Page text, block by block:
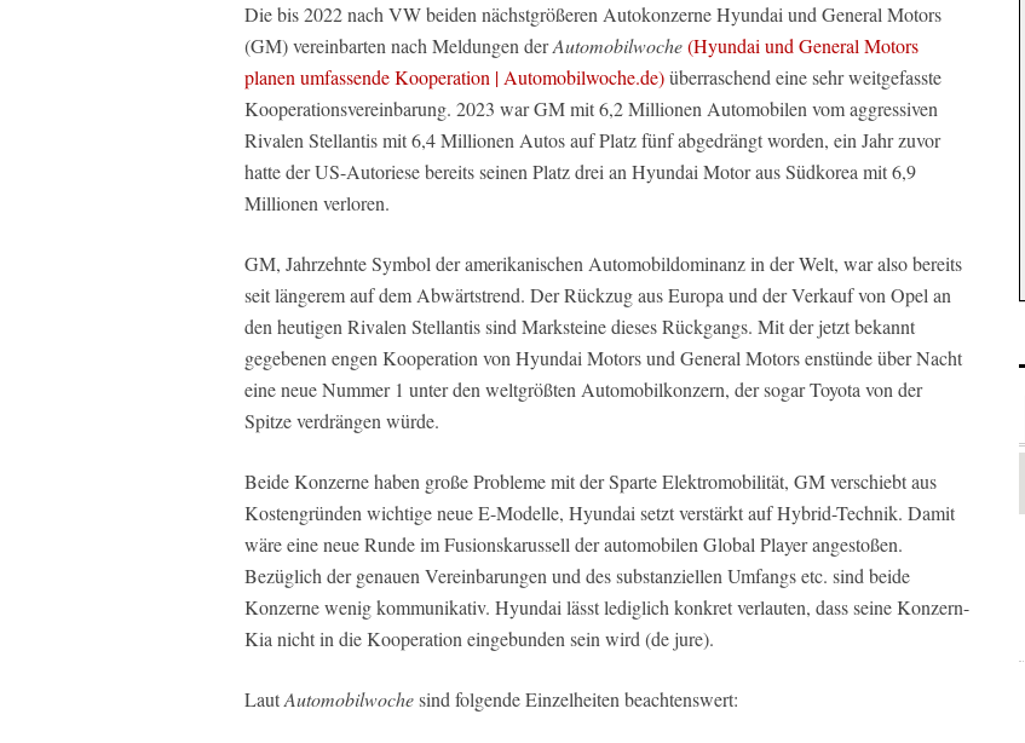
Die bis 2022 nach VW beiden nächstgrößeren Autokonzerne Hyundai und General Motors
(GM) vereinbarten nach Meldungen derAutomobilwoche(Hyundai und General Motors
planen umfassende Kooperation | Automobilwoche.de)überraschend eine sehr weitgefasste
Kooperationsvereinbarung. 2023 war GM mit 6,2 Millionen Automobilen vom aggressiven
Rivalen Stellantis mit 6,4 Millionen Autos auf Platz fünf abgedrängt worden, ein Jahr zuvor
hatte der US-Autoriese bereits seinen Platz drei an Hyundai Motor aus Südkorea mit 6,9
Millionen verloren.
GM, Jahrzehnte Symbol der amerikanischen Automobildominanz in der Welt, war also bereits
seit längerem auf dem Abwärtstrend. Der Rückzug aus Europa und der Verkauf von Opel an
den heutigen Rivalen Stellantis sind Marksteine dieses Rückgangs. Mit der jetzt bekannt
gegebenen engen Kooperation von Hyundai Motors und General Motors enstünde über Nacht
eine neue Nummer 1 unter den weltgrößten Automobilkonzern, der sogar Toyota von der
Spitze verdrängen würde.
Beide Konzerne haben große Probleme mit der Sparte Elektromobilität, GM verschiebt aus
Kostengründen wichtige neue E-Modelle, Hyundai setzt verstärkt auf Hybrid-Technik. Damit
wäre eine neue Runde im Fusionskarussell der automobilen Global Player angestoßen.
Bezüglich der genauen Vereinbarungen und des substanziellen Umfangs etc. sind beide
Konzerne wenig kommunikativ. Hyundai lässt lediglich konkret verlauten, dass seine Konzern-
Kia nicht in die Kooperation eingebunden sein wird (de jure).
LautAutomobilwochesind folgende Einzelheiten beachtenswert: